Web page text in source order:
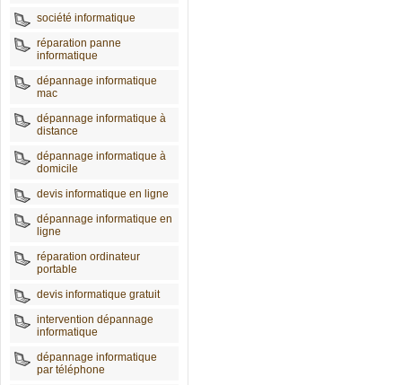
société informatique
réparation panne
informatique
dépannage informatique
mac
dépannage informatique à
distance
dépannage informatique à
domicile
devis informatique en ligne
dépannage informatique en
ligne
réparation ordinateur
portable
devis informatique gratuit
intervention dépannage
informatique
dépannage informatique
par téléphone